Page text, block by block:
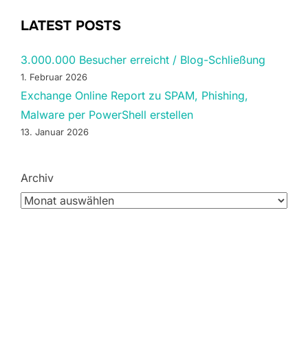
LATEST POSTS
3.000.000 Besucher erreicht / Blog-Schließung
1. Februar 2026
Exchange Online Report zu SPAM, Phishing,
Malware per PowerShell erstellen
13. Januar 2026
Archiv